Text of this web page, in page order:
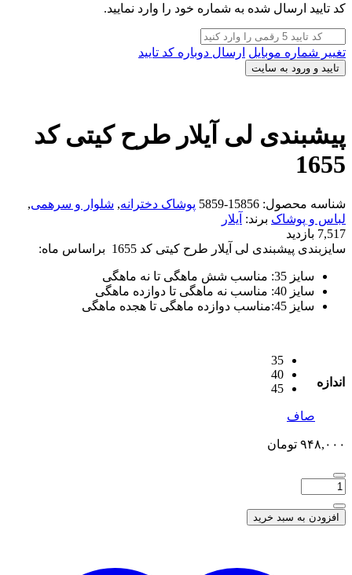
کد تایید ارسال شده به شماره خود را وارد نمایید.
تغییر شماره موبایل ارسال دوباره کد تایید
تایید و ورود به سایت
پیشبندی لی آیلار طرح کیتی کد
1655
شناسه محصول: 15856-5859 پوشاک دخترانه, شلوار و سرهمی,
لباس و پوشاک برند: آیلار
7,517 بازدید
سایزبندی پیشبندی لی آیلار طرح کیتی کد 1655 براساس ماه:
سایز 35: مناسب شش ماهگی تا نه ماهگی
سایز 40: مناسب نه ماهگی تا دوازده ماهگی
سایز 45:مناسب دوازده ماهگی تا هجده ماهگی
اندازه
35
40
45
صاف
۹۴۸,۰۰۰ تومان
افزودن به سبد خرید